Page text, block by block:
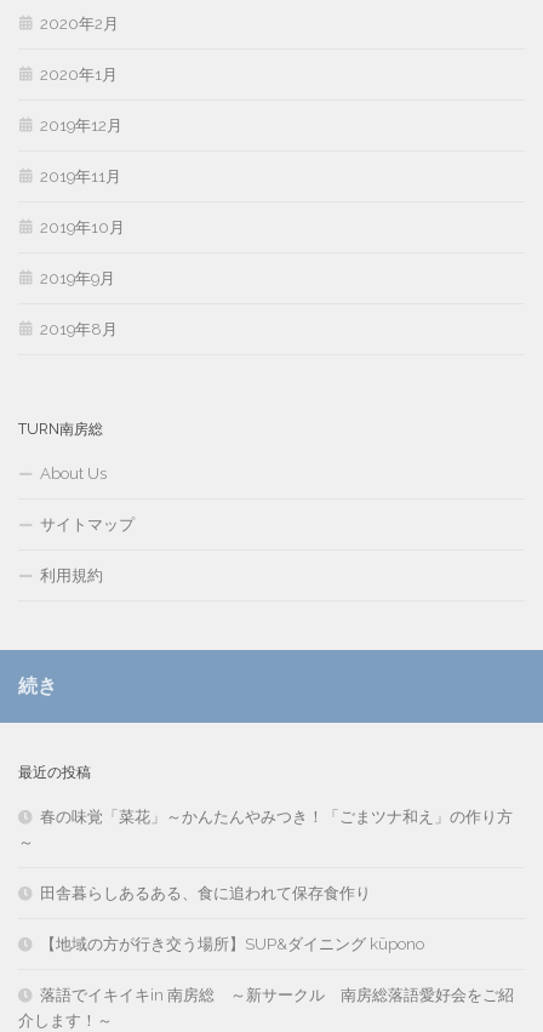
2020年2月
2020年1月
2019年12月
2019年11月
2019年10月
2019年9月
2019年8月
TURN南房総
About Us
サイトマップ
利用規約
続き
最近の投稿
春の味覚「菜花」～かんたんやみつき！「ごまツナ和え」の作り方
～
田舎暮らしあるある、食に追われて保存食作り
【地域の方が行き交う場所】SUP&ダイニング kūpono
落語でイキイキin 南房総 ～新サークル 南房総落語愛好会をご紹
介します！～